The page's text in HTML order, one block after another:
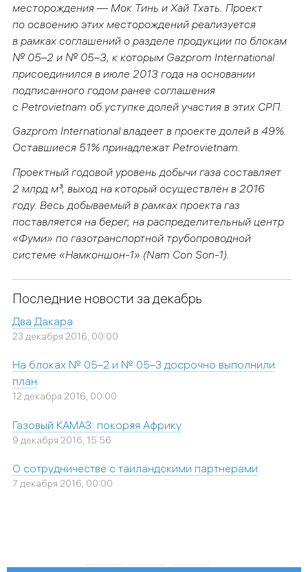
месторождения — Мок Тинь и Хай Тхать. Проект
по освоению этих месторождений реализуется
в рамках соглашений о разделе продукции по блокам
№ 05–2 и № 05–3, к которым Gazprom International
присоединился в июле 2013 года на основании
подписанного годом ранее соглашения
с Petrovietnam об уступке долей участия в этих СРП.
Gazprom International владеет в проекте долей в 49%.
Оставшиеся 51% принадлежат Petrovietnam.
Проектный годовой уровень добычи газа составляет
2 млрд м³, выход на который осуществлён в 2016
году. Весь добываемый в рамках проекта газ
поставляется на берег, на распределительный центр
«Фуми» по газотранспортной трубопроводной
системе «Намконшон-1» (Nam Con Son-1).
Последние новости за декабрь
Два Дакара
23 декабря 2016, 00:00
На блоках № 05–2 и № 05–3 досрочно выполнили
план
12 декабря 2016, 00:00
Газовый КАМАЗ: покоряя Африку
9 декабря 2016, 15:56
О сотрудничестве с таиландскими партнерами
7 декабря 2016, 00:00